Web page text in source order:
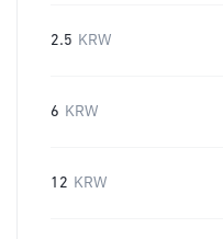
2.5 KRW
6 KRW
12 KRW